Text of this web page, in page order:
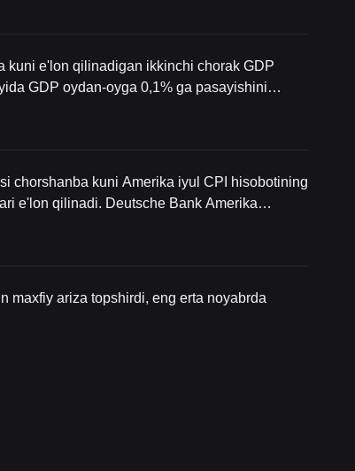
kuni e'lon qilinadigan ikkinchi chorak GDP
GDP oydan-oyga 0,1% ga pasayishini
chorshanba kuni Amerika iyul CPI hisobotining
e'lon qilinadi. Deutsche Bank Amerika
iyun oyidagi holatga teng. PPI
maxfiy ariza topshirdi, eng erta noyabrda